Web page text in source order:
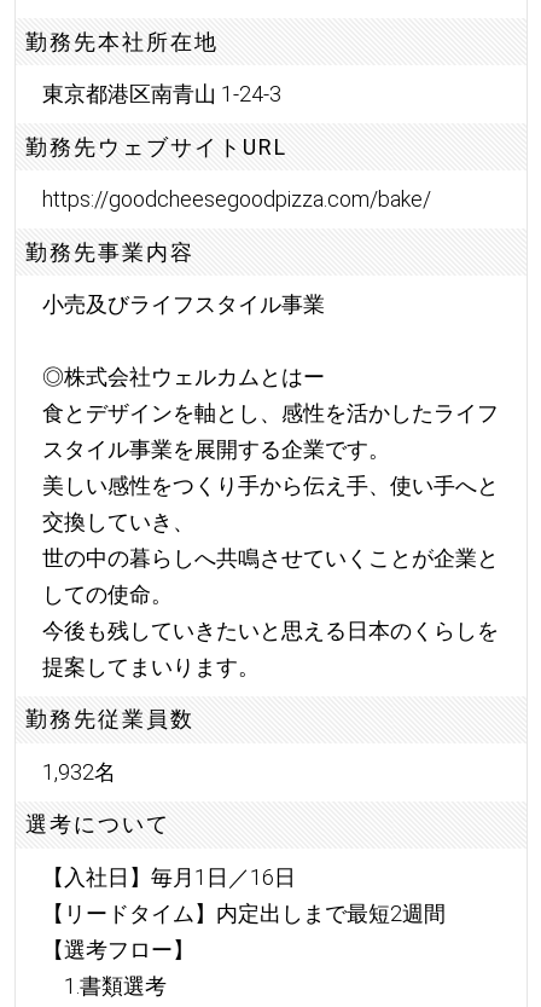
勤務先本社所在地
東京都港区南青山 1-24-3
勤務先ウェブサイトURL
https://goodcheesegoodpizza.com/bake/
勤務先事業内容
小売及びライフスタイル事業
◎株式会社ウェルカムとはー
食とデザインを軸とし、感性を活かしたライフ
スタイル事業を展開する企業です。
美しい感性をつくり手から伝え手、使い手へと
交換していき、
世の中の暮らしへ共鳴させていくことが企業と
しての使命。
今後も残していきたいと思える日本のくらしを
提案してまいります。
勤務先従業員数
1,932名
選考について
【入社日】毎月1日／16日
【リードタイム】内定出しまで最短2週間
【選考フロー】
1.書類選考